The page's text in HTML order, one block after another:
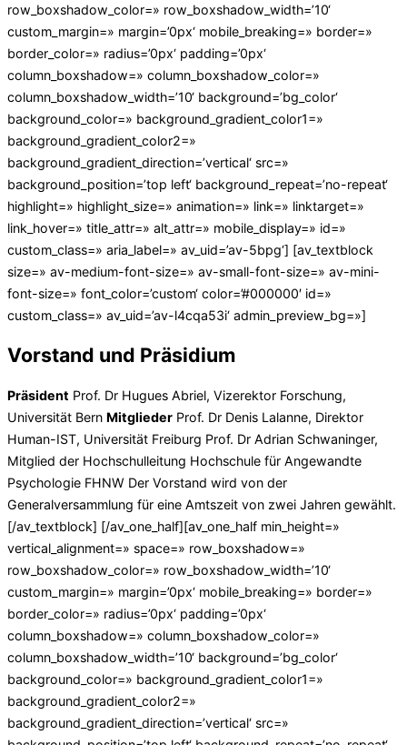
row_boxshadow_color=» row_boxshadow_width=’10‘
custom_margin=» margin=’0px‘ mobile_breaking=» border=»
border_color=» radius=’0px‘ padding=’0px‘
column_boxshadow=» column_boxshadow_color=»
column_boxshadow_width=’10‘ background=’bg_color‘
background_color=» background_gradient_color1=»
background_gradient_color2=»
background_gradient_direction=’vertical‘ src=»
background_position=’top left‘ background_repeat=’no-repeat‘
highlight=» highlight_size=» animation=» link=» linktarget=»
link_hover=» title_attr=» alt_attr=» mobile_display=» id=»
custom_class=» aria_label=» av_uid=’av-5bpg‘] [av_textblock
size=» av-medium-font-size=» av-small-font-size=» av-mini-
font-size=» font_color=’custom‘ color=’#000000′ id=»
custom_class=» av_uid=’av-l4cqa53i‘ admin_preview_bg=»]
Vorstand und Präsidium
Präsident Prof. Dr Hugues Abriel, Vizerektor Forschung,
Universität Bern Mitglieder Prof. Dr Denis Lalanne, Direktor
Human-IST, Universität Freiburg Prof. Dr Adrian Schwaninger,
Mitglied der Hochschulleitung Hochschule für Angewandte
Psychologie FHNW Der Vorstand wird von der
Generalversammlung für eine Amtszeit von zwei Jahren gewählt.
[/av_textblock] [/av_one_half][av_one_half min_height=»
vertical_alignment=» space=» row_boxshadow=»
row_boxshadow_color=» row_boxshadow_width=’10‘
custom_margin=» margin=’0px‘ mobile_breaking=» border=»
border_color=» radius=’0px‘ padding=’0px‘
column_boxshadow=» column_boxshadow_color=»
column_boxshadow_width=’10‘ background=’bg_color‘
background_color=» background_gradient_color1=»
background_gradient_color2=»
background_gradient_direction=’vertical‘ src=»